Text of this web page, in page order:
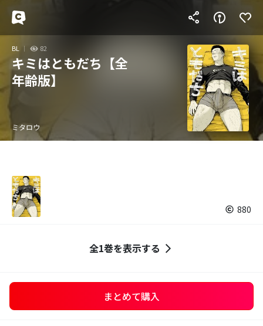
BL 82
キミはともだち【全
年齢版】
ミタロウ
880
全1巻を表示する
まとめて購入